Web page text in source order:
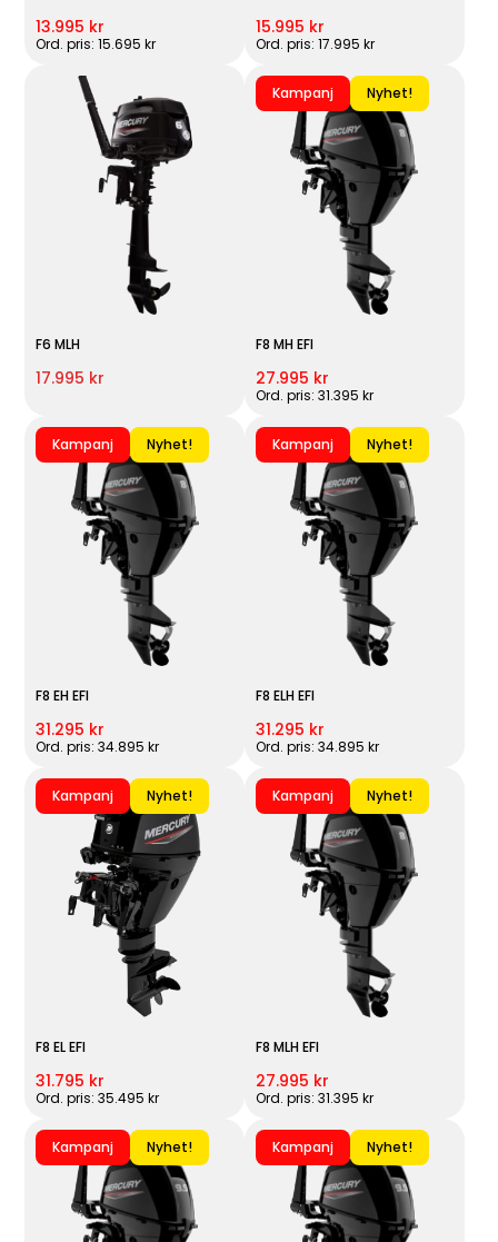
13.995 kr
Ord. pris: 15.695 kr
15.995 kr
Ord. pris: 17.995 kr
F6 MLH
17.995 kr
Kampanj Nyhet!
F8 MH EFI
27.995 kr
Ord. pris: 31.395 kr
Kampanj Nyhet!
F8 EH EFI
31.295 kr
Ord. pris: 34.895 kr
Kampanj Nyhet!
F8 ELH EFI
31.295 kr
Ord. pris: 34.895 kr
Kampanj Nyhet!
F8 EL EFI
31.795 kr
Ord. pris: 35.495 kr
Kampanj Nyhet!
F8 MLH EFI
27.995 kr
Ord. pris: 31.395 kr
Kampanj Nyhet! Kampanj Nyhet!